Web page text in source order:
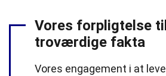
Vores forpligtelse til
troværdige fakta
Vores engagement i at